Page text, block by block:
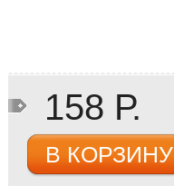
158 Р.
В КОРЗИНУ